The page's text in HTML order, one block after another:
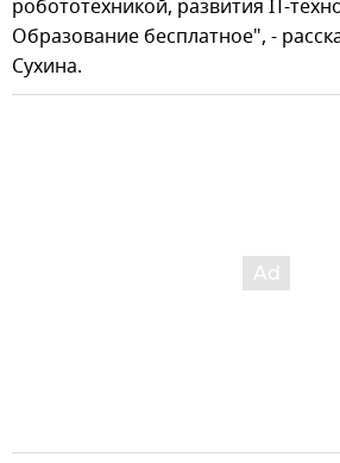
робототехникой, развития IT-
Образование бесплатное", -
Сухина.